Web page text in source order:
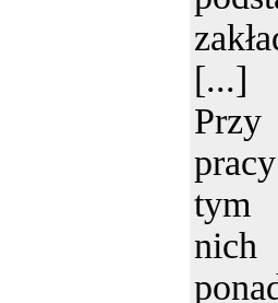
[...]
Przy
tym